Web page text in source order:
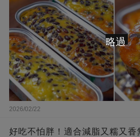
2026/02/22
好吃不怕胖！適合減脂又糯又香
略過